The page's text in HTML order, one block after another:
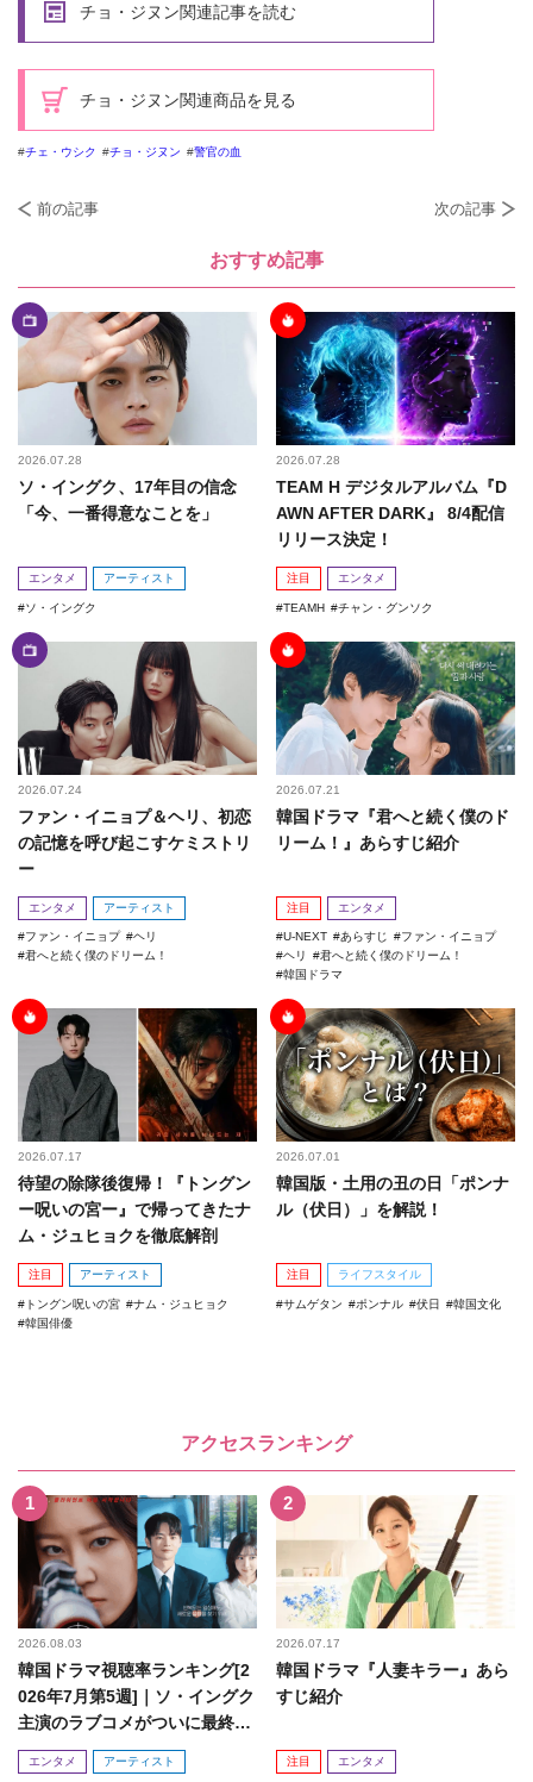
チョ・ジヌン関連記事を読む
チョ・ジヌン関連商品を見る
チェ・ウシク チョ・ジヌン 警官の血
前の記事 次の記事
おすすめ記事
2026.07.28
ソ・イングク、17年目の信念
「今、一番得意なことを」
エンタメ アーティスト
ソ・イングク
2026.07.28
TEAM H デジタルアルバム『D
AWN AFTER DARK』 8/4配信
リリース決定！
注目 エンタメ
TEAMH チャン・グンソク
2026.07.24
ファン・イニョプ＆ヘリ、初恋
の記憶を呼び起こすケミストリ
ー
エンタメ アーティスト
ファン・イニョプ
ヘリ
君へと続く僕のドリーム！
2026.07.21
韓国ドラマ『君へと続く僕のド
リーム！』あらすじ紹介
注目 エンタメ
U-NEXT あらすじ
ファン・イニョプ
ヘリ
君へと続く僕のドリーム！
韓国ドラマ
2026.07.17
待望の除隊後復帰！『トングン
ー呪いの宮ー』で帰ってきたナ
ム・ジュヒョクを徹底解剖
注目 アーティスト
トングン呪いの宮
ナム・ジュヒョク
韓国俳優
2026.07.01
韓国版・土用の丑の日「ポンナ
ル（伏日）」を解説！
注目 ライフスタイル
サムゲタン ポンナル 伏日 韓国文化
アクセスランキング
2026.08.03
韓国ドラマ視聴率ランキング[2
026年7月第5週]｜ソ・イングク
主演のラブコメがついに最終
回！
エンタメ アーティスト
2026.07.17
韓国ドラマ『人妻キラー』あら
すじ紹介
注目 エンタメ